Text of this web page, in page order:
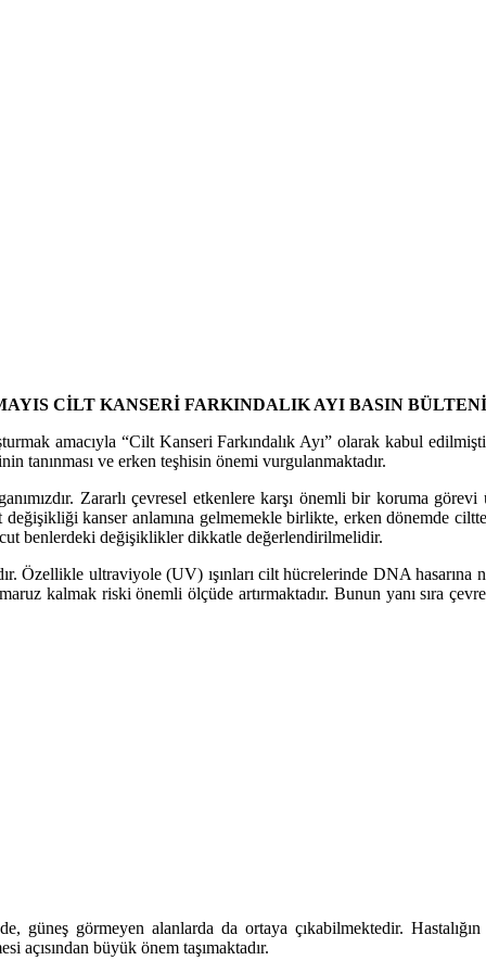
CİLT KANSERİ FARKINDALIK AYI BASIN BÜLTENİ
amacıyla “Cilt Kanseri Farkındalık Ayı” olarak kabul
tanınması ve erken teşhisin önemi vurgulanmaktadır.
Zararlı çevresel etkenlere karşı önemli bir koruma
kanser anlamına gelmemekle birlikte, erken dönemde
benlerdeki değişiklikler dikkatle değerlendirilmelidir.
Özellikle ultraviyole (UV) ışınları cilt hücrelerinde DNA
kalmak riski önemli ölçüde artırmaktadır. Bunun yanı sıra
güneş görmeyen alanlarda da ortaya çıkabilmektedir.
açısından büyük önem taşımaktadır.